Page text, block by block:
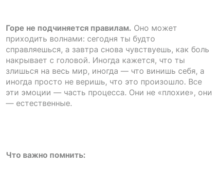
Горе не подчиняется правилам. Оно может
приходить волнами: сегодня ты будто
справляешься, а завтра снова чувствуешь, как боль
накрывает с головой. Иногда кажется, что ты
злишься на весь мир, иногда — что винишь себя, а
иногда просто не веришь, что это произошло. Все
эти эмоции — часть процесса. Они не «плохие», они
— естественные.
Что важно помнить: